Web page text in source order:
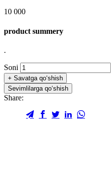
10 000
product summery
.
Soni
+ Savatga qo‘shish
Sevimlilarga qo‘shish
Share: